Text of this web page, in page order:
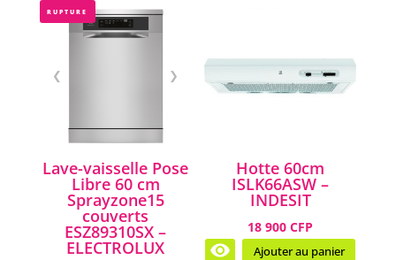
RUPTURE
❮ ❯
Lave-vaisselle Pose
Libre 60 cm
Sprayzone15
couverts
ESZ89310SX –
ELECTROLUX
Hotte 60cm
ISLK66ASW –
INDESIT
18 900 CFP
Ajouter au panier